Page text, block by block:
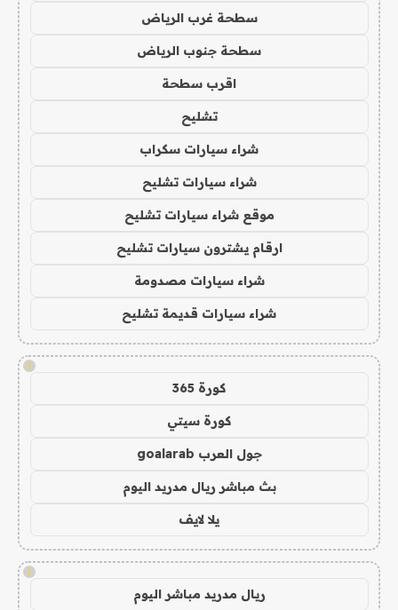
سطحة غرب الرياض
سطحة جنوب الرياض
اقرب سطحة
تشليح
شراء سيارات سكراب
شراء سيارات تشليح
موقع شراء سيارات تشليح
ارقام يشترون سيارات تشليح
شراء سيارات مصدومة
شراء سيارات قديمة تشليح
!
كورة 365
كورة سيتي
جول العرب goalarab
بث مباشر ريال مدريد اليوم
يلا لايف
!
ريال مدريد مباشر اليوم